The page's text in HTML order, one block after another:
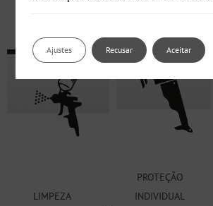
PINTURA
ABRILHANTAMENTO
LIMPEZA
PROTEÇÃO
INDIVIDUAL
Aceitar
Recusar
Ajustes